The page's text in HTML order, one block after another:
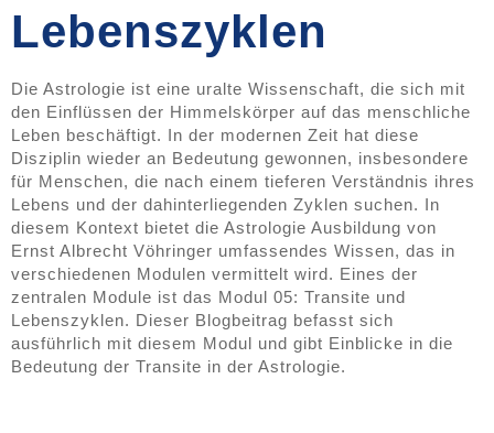
Lebenszyklen
Die Astrologie ist eine uralte Wissenschaft, die sich mit
den Einflüssen der Himmelskörper auf das menschliche
Leben beschäftigt. In der modernen Zeit hat diese
Disziplin wieder an Bedeutung gewonnen, insbesondere
für Menschen, die nach einem tieferen Verständnis ihres
Lebens und der dahinterliegenden Zyklen suchen. In
diesem Kontext bietet die Astrologie Ausbildung von
Ernst Albrecht Vöhringer umfassendes Wissen, das in
verschiedenen Modulen vermittelt wird. Eines der
zentralen Module ist das Modul 05: Transite und
Lebenszyklen. Dieser Blogbeitrag befasst sich
ausführlich mit diesem Modul und gibt Einblicke in die
Bedeutung der Transite in der Astrologie.